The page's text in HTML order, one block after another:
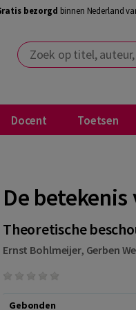
bezorgd binnen Nederland
Zoek op titel, auteur,
Docent Toetsen
De
Theoretische
Ernst Bohlmeijer, Gerben
Gebonden